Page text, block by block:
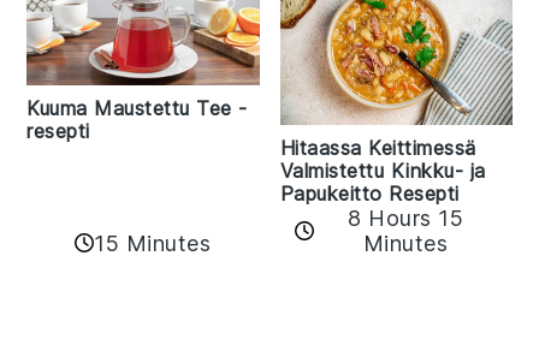
Kuuma Maustettu Tee -
resepti
15 Minutes
Hitaassa Keittimessä
Valmistettu Kinkku- ja
Papukeitto Resepti
8 Hours 15
Minutes